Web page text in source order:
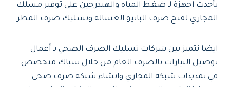
بأحدث اجهزة لـ ضغط المياه والهيدرجين على توفير مسلك
المجاري لفتح صرف البانيو الغسالة وتسليك صرف المطر.
ايضا نتميز بين شركات تسليك الصرف الصحي بـ أعمال
توصيل البيارات بالصرف العام من خلال سباك متخصص
في تمديدات شبكة المجاري وانشاء شبكة صرف صحي